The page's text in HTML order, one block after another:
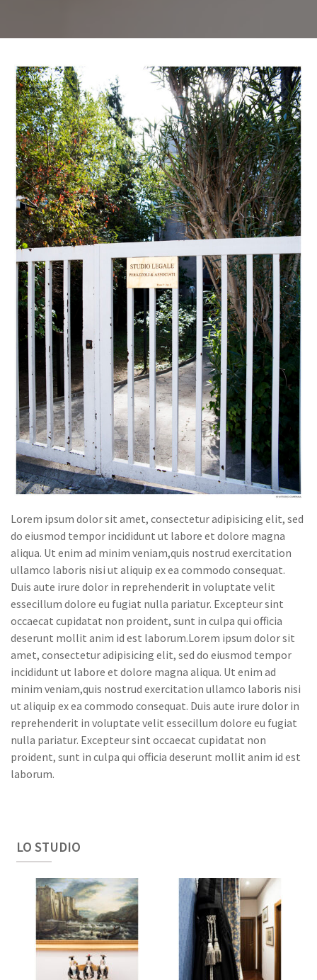
Lorem ipsum dolor sit amet, consectetur adipisicing elit, sed
do eiusmod tempor incididunt ut labore et dolore magna
aliqua. Ut enim ad minim veniam,quis nostrud exercitation
ullamco laboris nisi ut aliquip ex ea commodo consequat.
Duis aute irure dolor in reprehenderit in voluptate velit
essecillum dolore eu fugiat nulla pariatur. Excepteur sint
occaecat cupidatat non proident, sunt in culpa qui officia
deserunt mollit anim id est laborum.Lorem ipsum dolor sit
amet, consectetur adipisicing elit, sed do eiusmod tempor
incididunt ut labore et dolore magna aliqua. Ut enim ad
minim veniam,quis nostrud exercitation ullamco laboris nisi
ut aliquip ex ea commodo consequat. Duis aute irure dolor in
reprehenderit in voluptate velit essecillum dolore eu fugiat
nulla pariatur. Excepteur sint occaecat cupidatat non
proident, sunt in culpa qui officia deserunt mollit anim id est
laborum.
LO STUDIO